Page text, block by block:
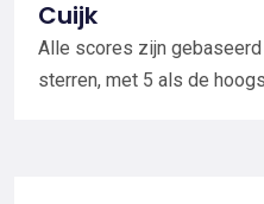
Cuijk
Alle scores zijn
sterren, met 5 als de